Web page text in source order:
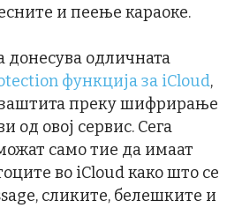
и пеење караоке.
донесува одличната
функција за iCloud,
заштита преку шифрирање
од овој сервис. Сега
само тие да имаат
во iCloud како што се
сликите, белешките и